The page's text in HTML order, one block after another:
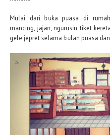
Mulai dari buka puasa di
mancing, jajan, ngurusin tiket
gele jepret selama bulan puasa